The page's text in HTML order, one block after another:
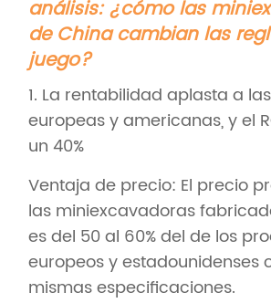
análisis: ¿cómo las
de China cambian las
juego?
1. La rentabilidad aplasta a
europeas y americanas, y el
un 40%
Ventaja de precio: El precio
las miniexcavadoras
es del 50 al 60% del de los
europeos y estadounidenses
mismas especificaciones.